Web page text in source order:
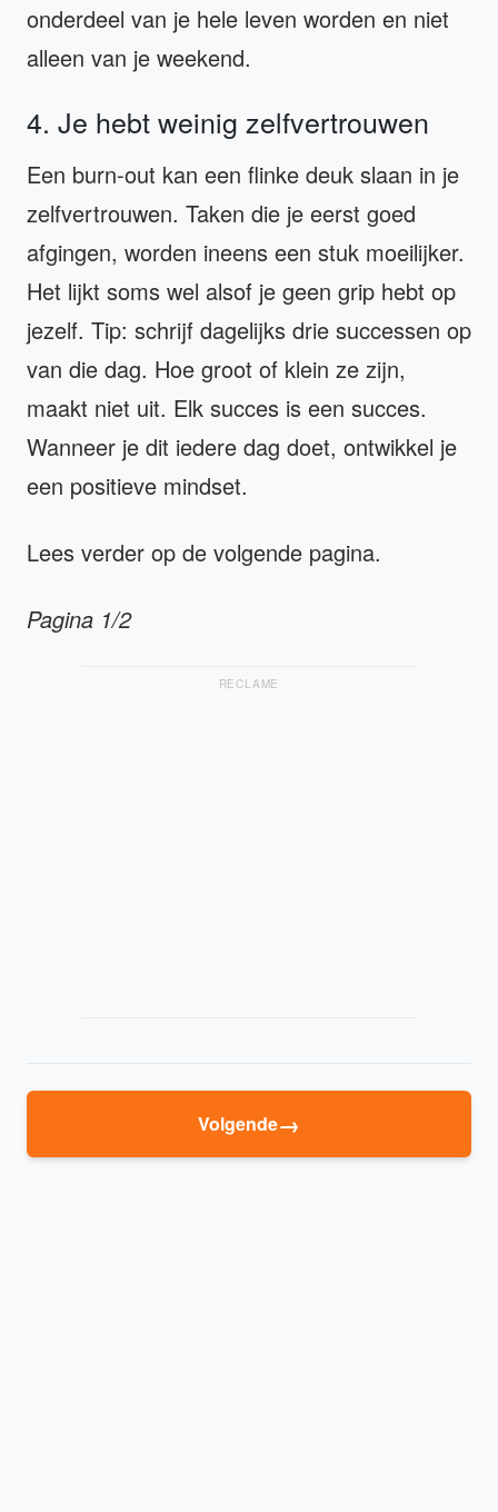
onderdeel van je hele leven worden en niet
alleen van je weekend.
4. Je hebt weinig zelfvertrouwen
Een burn-out kan een flinke deuk slaan in je
zelfvertrouwen. Taken die je eerst goed
afgingen, worden ineens een stuk moeilijker.
Het lijkt soms wel alsof je geen grip hebt op
jezelf. Tip: schrijf dagelijks drie successen op
van die dag. Hoe groot of klein ze zijn,
maakt niet uit. Elk succes is een succes.
Wanneer je dit iedere dag doet, ontwikkel je
een positieve mindset.
Lees verder op de volgende pagina.
Pagina 1/2
RECLAME
Volgende→